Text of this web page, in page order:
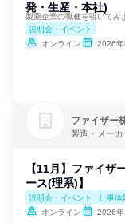
発・生産・本社)
製薬企業の職種を覗いてみ
説明会・イベント
オンライン
2026年
ファイザー
製造・メー
【11月】ファイザ
ース(理系)】
説明会・イベント
仕事体
オンライン
2026年